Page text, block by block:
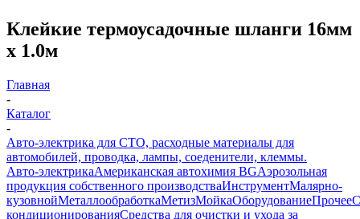
Клейкие термоусадочные шланги 16мм
х 1.0м
Главная
-
Каталог
-
Авто-электрика для СТО, расходные материалы для
автомобилей, проводка, лампы, соеденители, клеммы.
Авто-электрикаАмериканская автохимия BGАэрозольная
продукция собственного производстваИнструментМалярно-
кузовнойМеталлообработкаМетизМойкаОборудованиеПрочее
кондиционированияСредства для очистки и ухода за